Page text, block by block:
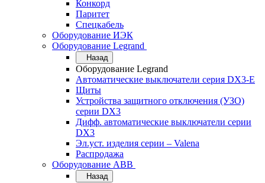
Конкорд
Паритет
Спецкабель
Оборудование ИЭК
Оборудование Legrand
Назад
Оборудование Legrand
Автоматические выключатели серия DX3-E
Щиты
Устройства защитного отключения (УЗО)
серии DX3
Дифф. автоматические выключатели серии
DX3
Эл.уст. изделия серии – Valena
Распродажа
Оборудование АВВ
Назад